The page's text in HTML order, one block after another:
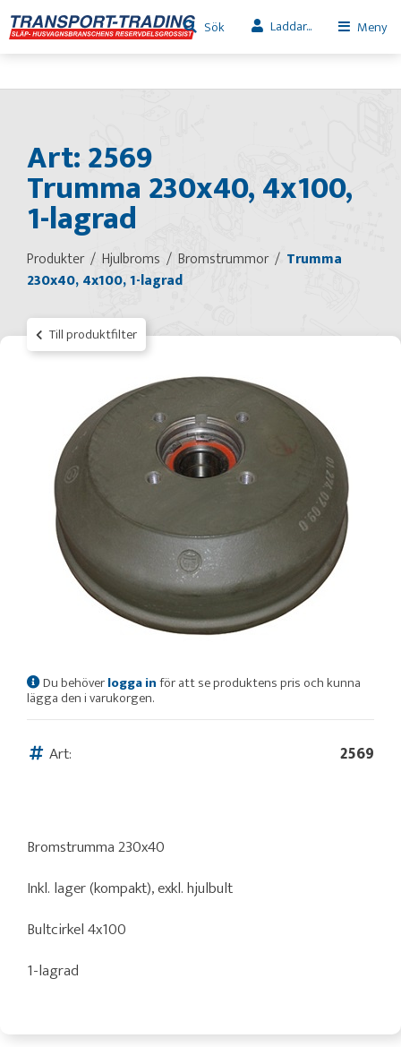
Sök Laddar... Meny
Art: 2569
Trumma 230x40, 4x100,
1-lagrad
Produkter Hjulbroms Bromstrummor
Trumma
230x40, 4x100, 1-lagrad
Till produktfilter
Du behöverlogga inför att se produktens pris och kunna
lägga den i varukorgen.
Art: 2569
Bromstrumma 230x40
Inkl. lager (kompakt), exkl. hjulbult
Bultcirkel 4x100
1-lagrad